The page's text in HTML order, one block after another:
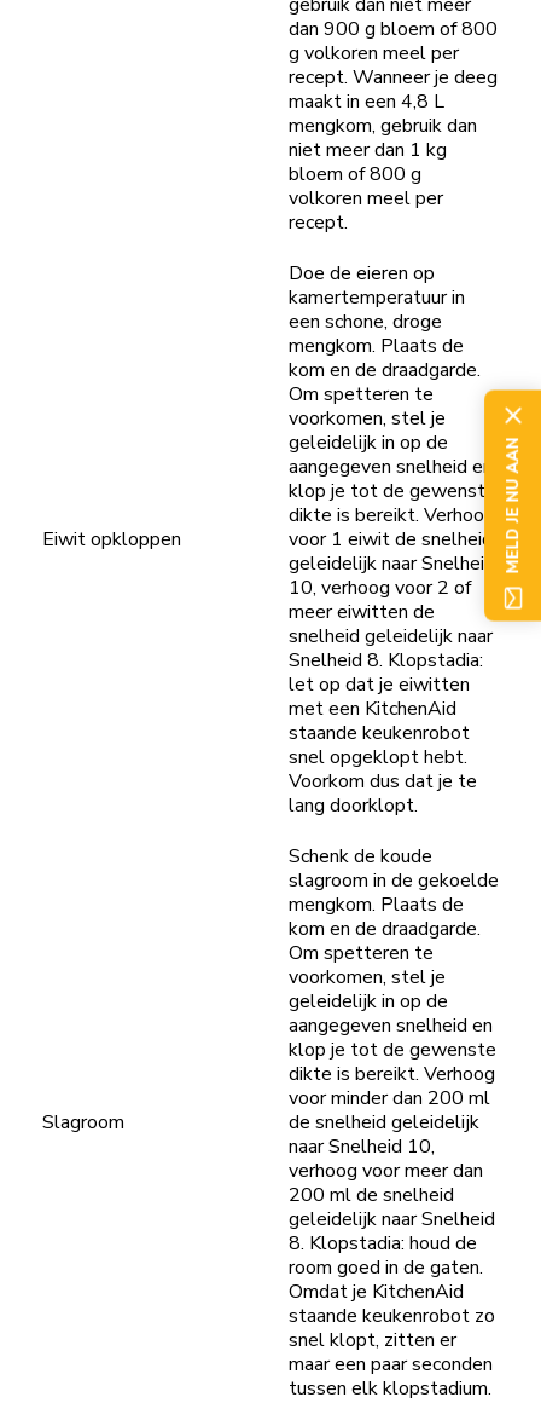
dan 900 g bloem of 800
g volkoren meel per
recept. Wanneer je deeg
maakt in een 4,8 L
mengkom, gebruik dan
niet meer dan 1 kg
bloem of 800 g
volkoren meel per
recept.
Eiwit opkloppen
Doe de eieren op
kamertemperatuur in
een schone, droge
mengkom. Plaats de
kom en de draadgarde.
Om spetteren te
voorkomen, stel je
geleidelijk in op de
aangegeven snelheid en
klop je tot de gewenste
dikte is bereikt. Verhoog
voor 1 eiwit de snelheid
geleidelijk naar Snelheid
10, verhoog voor 2 of
meer eiwitten de
snelheid geleidelijk naar
Snelheid 8. Klopstadia:
let op dat je eiwitten
met een KitchenAid
staande keukenrobot
snel opgeklopt hebt.
Voorkom dus dat je te
lang doorklopt.
Slagroom
Schenk de koude
slagroom in de gekoelde
mengkom. Plaats de
kom en de draadgarde.
Om spetteren te
voorkomen, stel je
geleidelijk in op de
aangegeven snelheid en
klop je tot de gewenste
dikte is bereikt. Verhoog
voor minder dan 200 ml
de snelheid geleidelijk
naar Snelheid 10,
verhoog voor meer dan
200 ml de snelheid
geleidelijk naar Snelheid
8. Klopstadia: houd de
room goed in de gaten.
Omdat je KitchenAid
staande keukenrobot zo
snel klopt, zitten er
maar een paar seconden
tussen elk klopstadium.
MELD JE NU AAN